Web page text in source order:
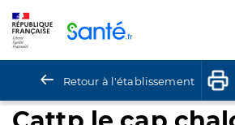
Retour à l'établissement